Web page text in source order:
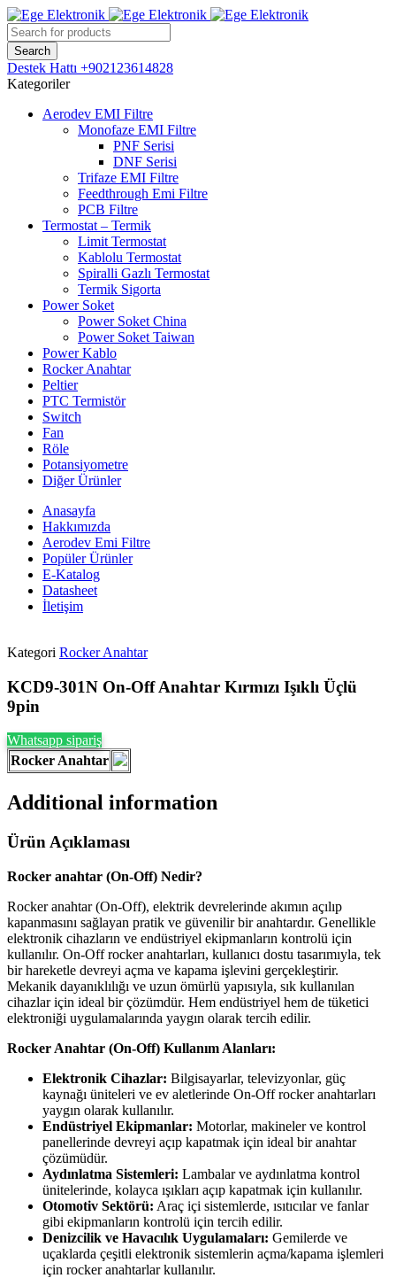
Destek Hattı +902123614828
Kategoriler
Aerodev EMI Filtre
Monofaze EMI Filtre
PNF Serisi
DNF Serisi
Trifaze EMI Filtre
Feedthrough Emi Filtre
PCB Filtre
Termostat – Termik
Limit Termostat
Kablolu Termostat
Spiralli Gazlı Termostat
Termik Sigorta
Power Soket
Power Soket China
Power Soket Taiwan
Power Kablo
Rocker Anahtar
Peltier
PTC Termistör
Switch
Fan
Röle
Potansiyometre
Diğer Ürünler
Anasayfa
Hakkımızda
Aerodev Emi Filtre
Popüler Ürünler
E-Katalog
Datasheet
İletişim
Kategori Rocker Anahtar
KCD9-301N On-Off Anahtar Kırmızı Işıklı Üçlü
9pin
Whatsapp sipariş
Rocker Anahtar
Additional information
Ürün Açıklaması
Rocker anahtar (On-Off) Nedir?
Rocker anahtar (On-Off), elektrik devrelerinde akımın açılıp
kapanmasını sağlayan pratik ve güvenilir bir anahtardır. Genellikle
elektronik cihazların ve endüstriyel ekipmanların kontrolü için
kullanılır. On-Off rocker anahtarları, kullanıcı dostu tasarımıyla, tek
bir hareketle devreyi açma ve kapama işlevini gerçekleştirir.
Mekanik dayanıklılığı ve uzun ömürlü yapısıyla, sık kullanılan
cihazlar için ideal bir çözümdür. Hem endüstriyel hem de tüketici
elektroniği uygulamalarında yaygın olarak tercih edilir.
Rocker Anahtar (On-Off) Kullanım Alanları:
Elektronik Cihazlar: Bilgisayarlar, televizyonlar, güç
kaynağı üniteleri ve ev aletlerinde On-Off rocker anahtarları
yaygın olarak kullanılır.
Endüstriyel Ekipmanlar: Motorlar, makineler ve kontrol
panellerinde devreyi açıp kapatmak için ideal bir anahtar
çözümüdür.
Aydınlatma Sistemleri: Lambalar ve aydınlatma kontrol
ünitelerinde, kolayca ışıkları açıp kapatmak için kullanılır.
Otomotiv Sektörü: Araç içi sistemlerde, ısıtıcılar ve fanlar
gibi ekipmanların kontrolü için tercih edilir.
Denizcilik ve Havacılık Uygulamaları: Gemilerde ve
uçaklarda çeşitli elektronik sistemlerin açma/kapama işlemleri
için rocker anahtarlar kullanılır.